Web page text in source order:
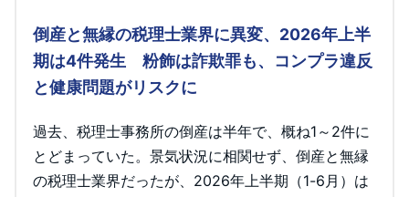
倒産と無縁の税理士業界に異変、2026年上半
期は4件発生 粉飾は詐欺罪も、コンプラ違反
と健康問題がリスクに
過去、税理士事務所の倒産は半年で、概ね1～2件に
とどまっていた。景気状況に相関せず、倒産と無縁
の税理士業界だったが、2026年上半期（1-6月）は